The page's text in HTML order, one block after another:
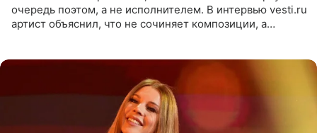
очередь поэтом, а не исполнителем. В интервью vesti.ru
артист объяснил, что не сочиняет композиции, а